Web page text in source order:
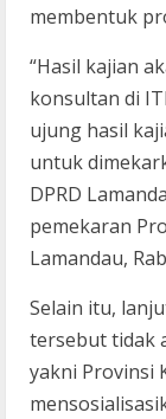
membentuk
“Hasil kajian
konsultan di
ujung hasil
untuk
DPRD
pemekaran
Lamandau,
Selain itu,
tersebut tidak
yakni Provinsi